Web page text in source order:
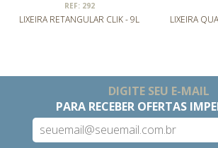
REF: 292
LIXEIRA RETANGULAR CLIK - 9L
DIGITE SEU E-MAIL
PARA RECEBER OFERTAS